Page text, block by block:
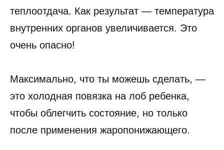
теплоотдача. Как результат — температура
внутренних органов увеличивается. Это
очень опасно!
Максимально, что ты можешь сделать, —
это холодная повязка на лоб ребенка,
чтобы облегчить состояние, но только
после применения жаропонижающего.